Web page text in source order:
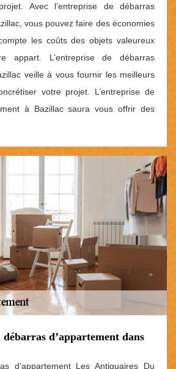
Avec l’entreprise de débarras
vous pouvez faire des économies
les coûts des objets valeureux
appart. L’entreprise de débarras
veille à vous fournir les meilleurs
votre projet. L’entreprise de
à Bazillac saura vous offrir des
débarras d’appartement dans
d’appartement Les Antiquaires Du